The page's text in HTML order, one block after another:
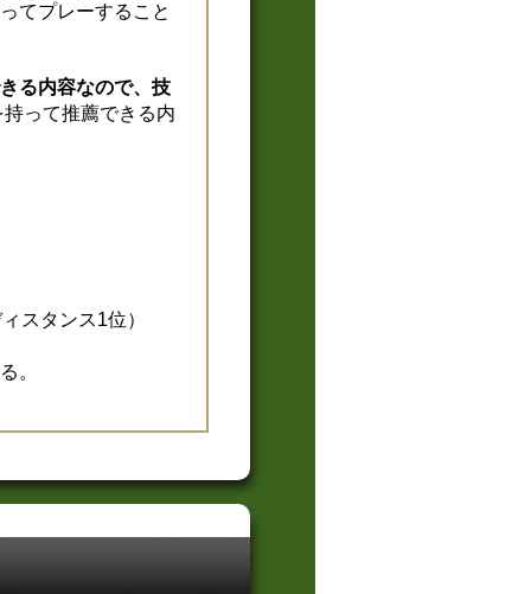
てプレーすること
る内容なので、技
持って推薦できる内
スタンス1位）
。